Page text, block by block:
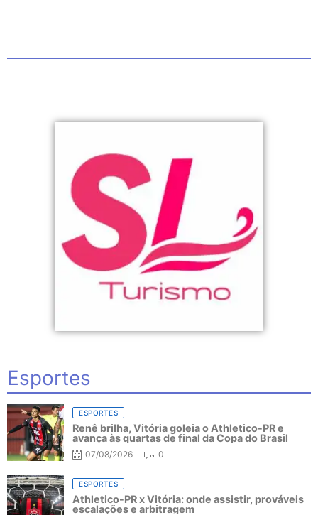
Esportes
ESPORTES
Renê brilha, Vitória goleia o Athletico-PR e
avança às quartas de final da Copa do Brasil
07/08/2026 0
ESPORTES
Athletico-PR x Vitória: onde assistir, prováveis
escalações e arbitragem